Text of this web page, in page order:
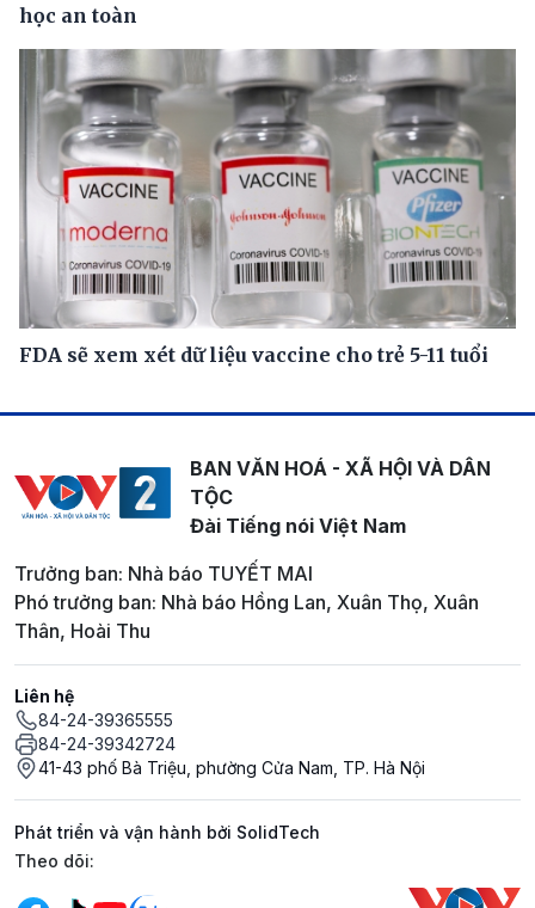
học an toàn
FDA sẽ xem xét dữ liệu vaccine cho trẻ 5-11 tuổi
BAN VĂN HOÁ - XÃ HỘI VÀ DÂN
TỘC
Đài Tiếng nói Việt Nam
Trưởng ban: Nhà báo TUYẾT MAI
Phó trưởng ban: Nhà báo Hồng Lan, Xuân Thọ, Xuân
Thân, Hoài Thu
Liên hệ
84-24-39365555
84-24-39342724
41-43 phố Bà Triệu, phường Cửa Nam, TP. Hà Nội
Phát triển và vận hành bởi SolidTech
Mạng xã hội
Theo dõi: